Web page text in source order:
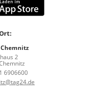
Chemnitz
2
6906600